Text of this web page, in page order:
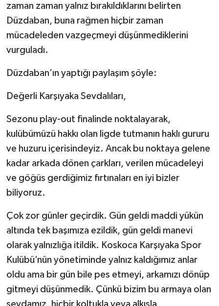
zaman zaman yalnız bırakıldıklarını belirten
Düzdaban, buna rağmen hiçbir zaman
mücadeleden vazgeçmeyi düşünmediklerini
vurguladı.
Düzdaban’ın yaptığı paylaşım şöyle:
Değerli Karşıyaka Sevdalıları,
​Sezonu play-out finalinde noktalayarak,
kulübümüzü hakkı olan ligde tutmanın haklı gururu
ve huzuru içerisindeyiz. Ancak bu noktaya gelene
kadar arkada dönen çarkları, verilen mücadeleyi
ve göğüs gerdiğimiz fırtınaları en iyi bizler
biliyoruz.
​Çok zor günler geçirdik. Gün geldi maddi yükün
altında tek başımıza ezildik, gün geldi manevi
olarak yalnızlığa itildik. Koskoca Karşıyaka Spor
Kulübü’nün yönetiminde yalnız kaldığımız anlar
oldu ama bir gün bile pes etmeyi, arkamızı dönüp
gitmeyi düşünmedik. Çünkü bizim bu armaya olan
sevdamız, hiçbir koltukla veya alkışla